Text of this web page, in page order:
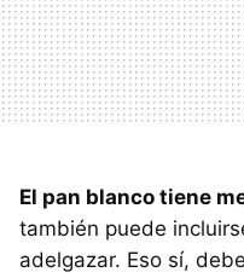
El pan blanco tiene
también puede
adelgazar. Eso sí,